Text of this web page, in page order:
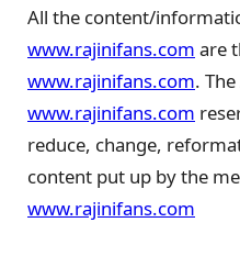
All the content/
www.rajinifans.com are
www.rajinifans.com.
www.rajinifans.com
reduce, change,
content put up by the
www.rajinifans.com